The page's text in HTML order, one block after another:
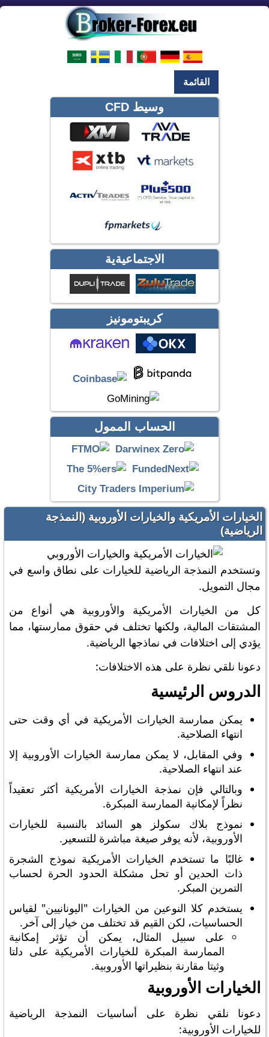
القائمة
وسيط CFD
الاجتماعيةية
كريبتومونيز
الحساب الممول
الخيارات الأمريكية والخيارات الأوروبية (النمذجة
الرياضية)
وتستخدم النمذجة الرياضية للخيارات على نطاق واسع في
مجال التمويل.
كل من الخيارات الأمريكية والأوروبية هي أنواع من
المشتقات المالية، ولكنها تختلف في حقوق ممارستها، مما
يؤدي إلى اختلافات في نماذجها الرياضية.
دعونا نلقي نظرة على هذه الاختلافات:
الدروس الرئيسية
يمكن ممارسة الخيارات الأمريكية في أي وقت حتى
انتهاء الصلاحية.
وفي المقابل، لا يمكن ممارسة الخيارات الأوروبية إلا
عند انتهاء الصلاحية.
وبالتالي فإن نمذجة الخيارات الأمريكية أكثر تعقيداً
نظراً لإمكانية الممارسة المبكرة.
نموذج بلاك سكولز هو السائد بالنسبة للخيارات
الأوروبية، لأنه يوفر صيغة مباشرة للتسعير.
غالبًا ما تستخدم الخيارات الأمريكية نموذج الشجرة
ذات الحدين أو تحل مشكلة الحدود الحرة لحساب
التمرين المبكر.
يستخدم كلا النوعين من الخيارات "اليونانيين" لقياس
الحساسيات، لكن القيم قد تختلف من خيار إلى آخر.
على سبيل المثال، يمكن أن تؤثر إمكانية
الممارسة المبكرة للخيارات الأمريكية على دلتا
وثيتا مقارنة بنظيراتها الأوروبية.
الخيارات الأوروبية
دعونا نلقي نظرة على أساسيات النمذجة الرياضية
للخيارات الأوروبية: